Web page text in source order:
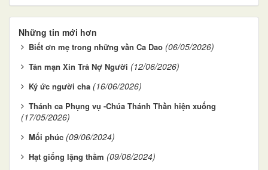
Những tin mới hơn
Biết ơn mẹ trong những vần Ca Dao (06/05/2026)
Tản mạn Xin Trả Nợ Người (12/06/2026)
Ký ức người cha (16/06/2026)
Thánh ca Phụng vụ -Chúa Thánh Thần hiện xuống
(17/05/2026)
Mối phúc (09/06/2024)
Hạt giống lặng thầm (09/06/2024)